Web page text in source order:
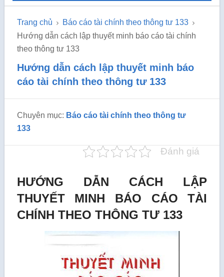
Trang chủ
Báo cáo tài chính theo thông tư 133
Hướng dẫn cách lập thuyết minh báo cáo tài chính
theo thông tư 133
Hướng dẫn cách lập thuyết minh báo
cáo tài chính theo thông tư 133
Chuyên mục: Báo cáo tài chính theo thông tư
133
Đánh giá
HƯỚNG DẪN CÁCH LẬP
THUYẾT MINH BÁO CÁO TÀI
CHÍNH THEO THÔNG TƯ 133